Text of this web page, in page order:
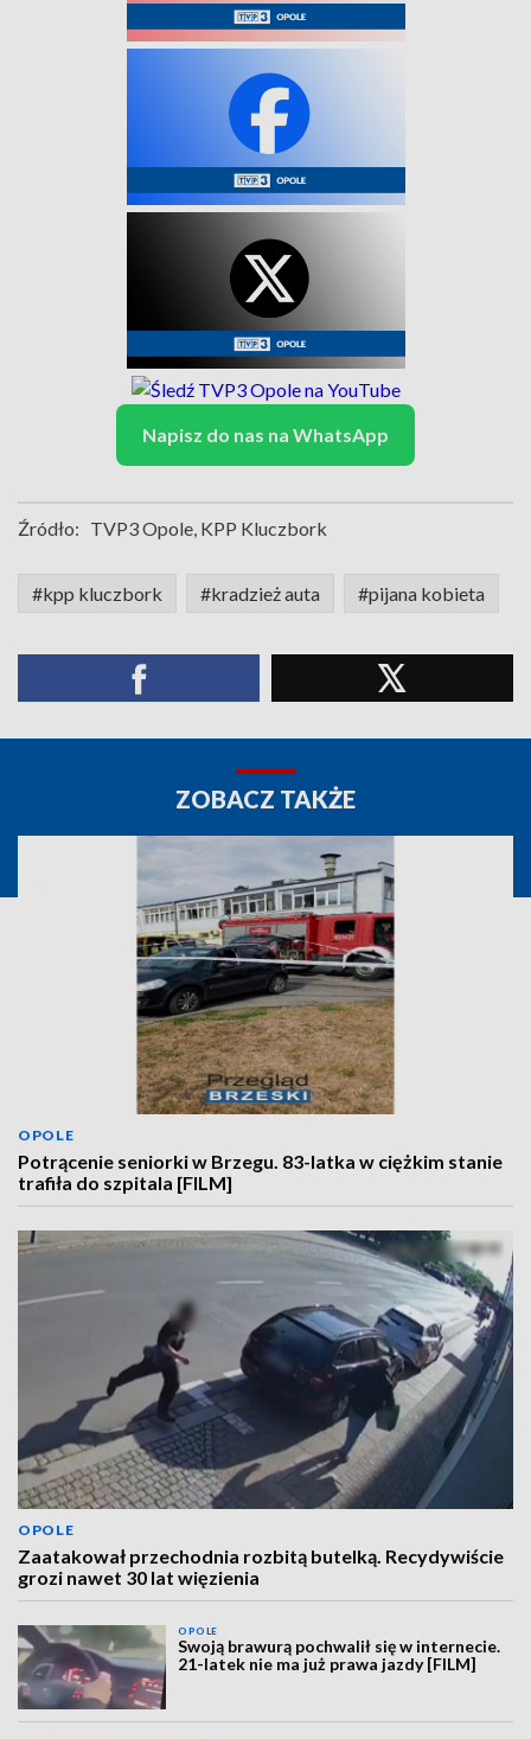
Napisz do nas na WhatsApp
Źródło: TVP3 Opole, KPP Kluczbork
#kpp kluczbork #kradzież auta #pijana kobieta
ZOBACZ TAKŻE
OPOLE
Potrącenie seniorki w Brzegu. 83-latka w ciężkim stanie
trafiła do szpitala [FILM]
OPOLE
Zaatakował przechodnia rozbitą butelką. Recydywiście
grozi nawet 30 lat więzienia
OPOLE
Swoją brawurą pochwalił się w internecie.
21-latek nie ma już prawa jazdy [FILM]